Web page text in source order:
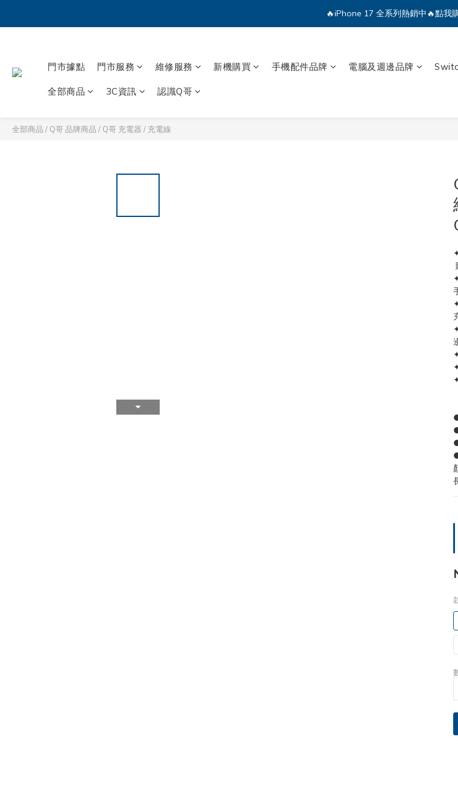
🔥iPhone 17 全系列熱銷中🔥點我
💕加入Q哥 Line 新好友領優惠
門市據點 門市服務 維修服務 新機購買 手機配件品牌 電腦及週邊品牌
全部商品 3C資訊 認識Q哥
全部商品 / Q哥 品牌商品 / Q哥 充電器 / 充電線